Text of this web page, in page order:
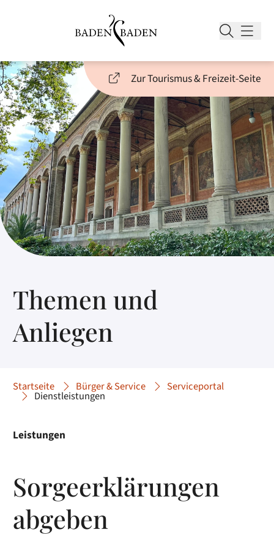
Zur Tourismus & Freizeit-Seite
Themen und
Anliegen
Startseite Bürger & Service Serviceportal
Dienstleistungen
Leistungen
Sorgeerklärungen
abgeben